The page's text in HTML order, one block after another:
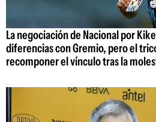
La negociación de Nacional por
diferencias con Gremio, pero el
recomponer el vínculo tras la